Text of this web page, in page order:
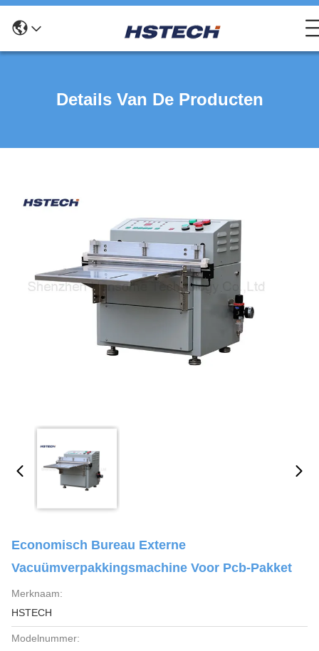
Details Van De Producten
Economisch Bureau Externe
Vacuümverpakkingsmachine Voor Pcb-Pakket
Merknaam:
HSTECH
Modelnummer: